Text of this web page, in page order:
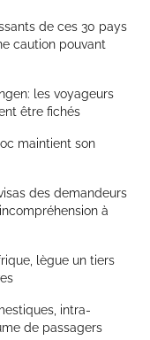
de ces 30 pays
caution pouvant
les voyageurs
être fichés
maintient son
des demandeurs
à
lègue un tiers
intra-
de passagers